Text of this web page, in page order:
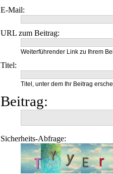
E-Mail:
URL zum Beitrag:
Weiterführender Link zu Ihrem
Titel:
Titel, unter dem Ihr Beitrag
Beitrag:
Sicherheits-Abfrage: